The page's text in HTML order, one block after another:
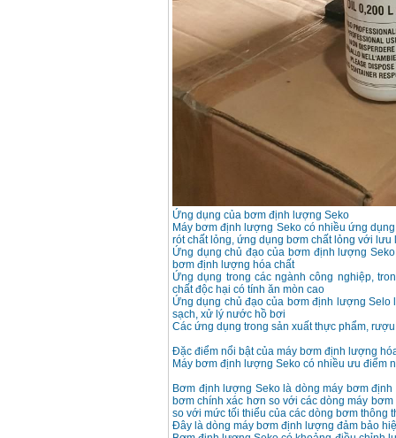
Ứng dụng của bơm định lượng Seko
Máy bơm định lượng Seko có nhiều ứng
rót chất lỏng, ứng dụng bơm chất lỏng với
Ứng dụng chủ đạo của bơm định lượng
bơm định lượng hóa chất
Ứng dụng trong các ngành công nghiệp,
chất độc hại có tính ăn mòn cao
Ứng dụng chủ đạo của bơm định lượng
sạch, xử lý nước hồ bơi
Các ứng dụng trong sản xuất thực phẩm,
Đặc điểm nổi bật của máy bơm định lượng
Máy bơm định lượng Seko có nhiều ưu điểm
Bơm định lượng Seko là dòng máy bơm
bơm chính xác hơn so với các dòng máy
so với mức tối thiểu của các dòng bơm thông
Đây là dòng máy bơm định lượng đảm bảo